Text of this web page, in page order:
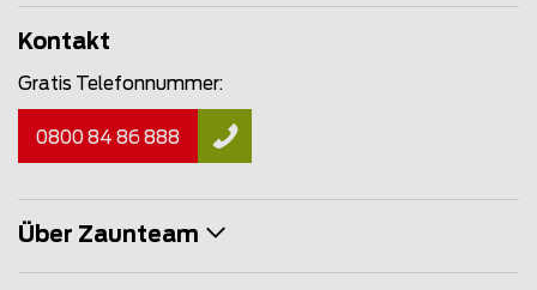
Kontakt
Gratis Telefonnummer:
0800 84 86 888
Über Zaunteam